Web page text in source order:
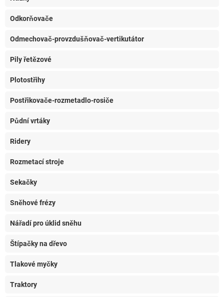
Odkorňovače
Odmechovač-provzdušňovač-vertikutátor
Pily řetězové
Plotostřihy
Postřikovače-rozmetadlo-rosiče
Půdní vrtáky
Ridery
Rozmetací stroje
Sekačky
Sněhové frézy
Nářadí pro úklid sněhu
Štípačky na dřevo
Tlakové myčky
Traktory